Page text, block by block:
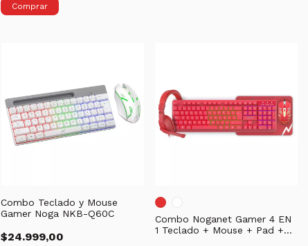
Comprar
Combo Teclado y Mouse
Gamer Noga NKB-Q60C
$24.999,00
Combo Noganet Gamer 4 EN
1 Teclado + Mouse + Pad +